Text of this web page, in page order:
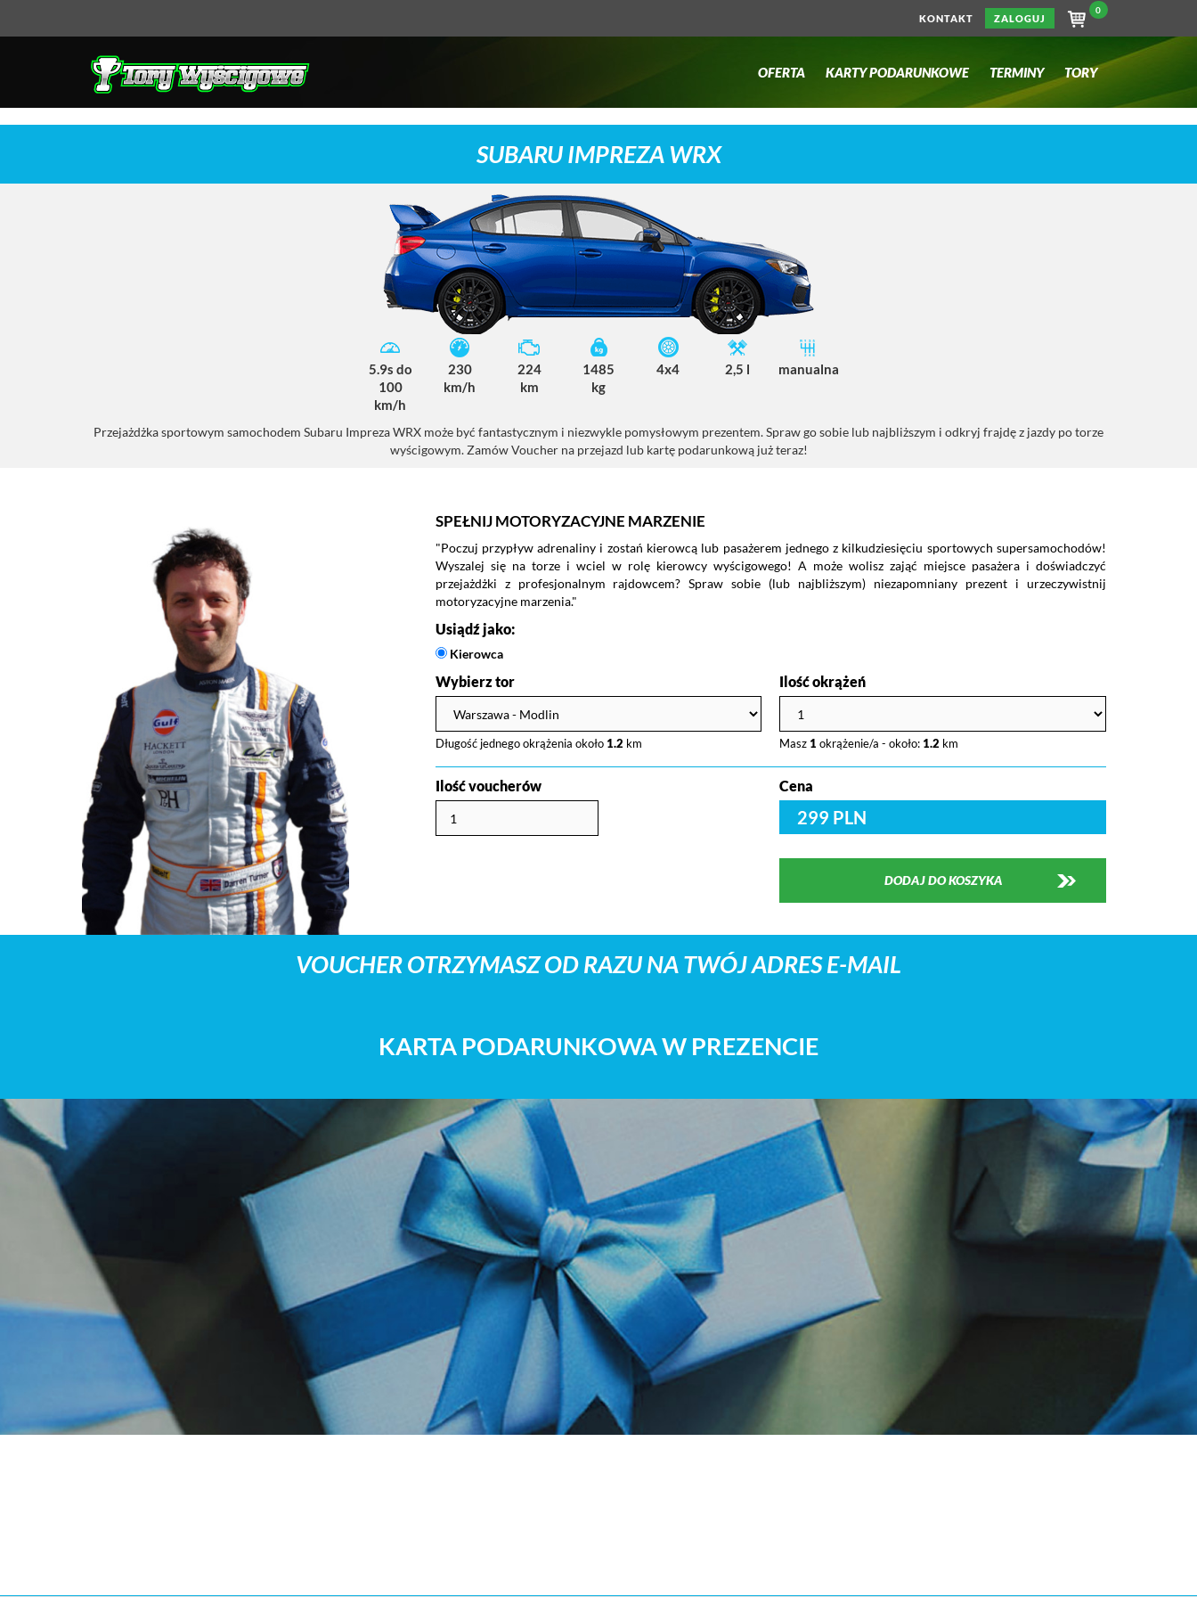
KONTAKT ZALOGUJ
0
OFERTA KARTY PODARUNKOWE TERMINY TORY
SUBARU IMPREZA WRX
5.9s do
100
km/h
230
km/h
224
km
1485
kg
4x4 2,5 l manualna
Przejażdżka sportowym samochodem Subaru Impreza WRX może być fantastycznym i niezwykle pomysłowym prezentem. Spraw go sobie lub najbliższym i odkryj frajdę z jazdy po torze
wyścigowym. Zamów Voucher na przejazd lub kartę podarunkową już teraz!
SPEŁNIJ MOTORYZACYJNE MARZENIE
"Poczuj przypływ adrenaliny i zostań kierowcą lub pasażerem jednego z kilkudziesięciu sportowych supersamochodów!
Wyszalej się na torze i wciel w rolę kierowcy wyścigowego! A może wolisz zająć miejsce pasażera i doświadczyć
przejażdżki z profesjonalnym rajdowcem? Spraw sobie (lub najbliższym) niezapomniany prezent i urzeczywistnij
motoryzacyjne marzenia."
Usiądź jako:
Kierowca
Wybierz tor
Długość jednego okrążenia około 1.2 km
Ilość okrążeń
Masz 1 okrążenie/a - około: 1.2 km
Ilość voucherów Cena
299 PLN
DODAJ DO KOSZYKA
VOUCHER OTRZYMASZ OD RAZU NA TWÓJ ADRES E-MAIL
KARTA PODARUNKOWA W PREZENCIE